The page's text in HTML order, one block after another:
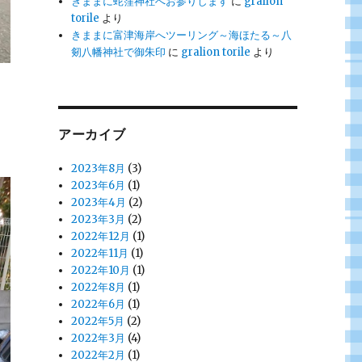
torile より
きままに富津海岸へツーリング～海ほたる～八
剱八幡神社で御朱印 に gralion torile より
アーカイブ
2023年8月 (3)
2023年6月 (1)
2023年4月 (2)
2023年3月 (2)
2022年12月 (1)
2022年11月 (1)
2022年10月 (1)
2022年8月 (1)
2022年6月 (1)
2022年5月 (2)
2022年3月 (4)
2022年2月 (1)